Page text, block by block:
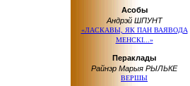
Асобы
Андрэй ШПУНТ
«ЛАСКАВЫ, ЯК ПАН ВАЯВОДА
МЕНСКІ...»
Пераклады
Райнэр Марыя РЫЛЬКЕ
ВЕРШЫ